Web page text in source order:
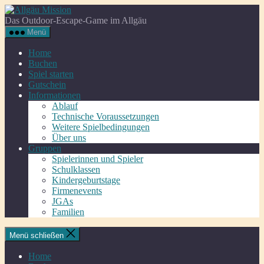
Zum
Inhalt
springen
Mission
Das Outdoor-Escape-Game im Allgäu
Menü
Home
Buchen
Spiel starten
Gutschein
Informationen
Ablauf
Technische Voraussetzungen
Weitere Spielbedingungen
Über uns
Gruppen
Spielerinnen und Spieler
Schulklassen
Kindergeburtstage
Firmenevents
JGAs
Familien
Menü schließen
Home